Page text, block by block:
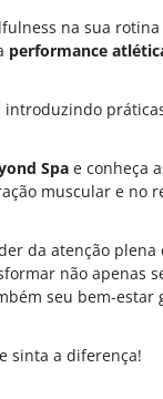
na sua
performance
introduzindo
Spa e conheça
muscular e no
da atenção plena
não apenas
seu bem-estar
sinta a diferença!